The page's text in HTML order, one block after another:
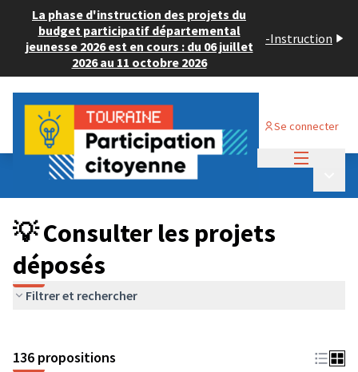
La phase d'instruction des projets du
budget participatif départemental
jeunesse 2026 est en cours : du 06 juillet
2026 au 11 octobre 2026
-Instruction
Se connecter
Budget Participatif JEUNESSE 2024
💡 Consulter les projets déposés
💡 Consulter les projets
déposés
Filtrer et rechercher
136 propositions